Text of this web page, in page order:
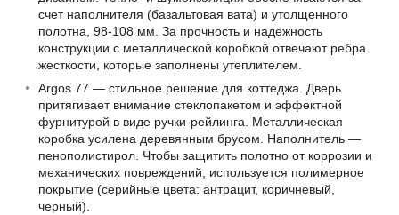
счет наполнителя (базальтовая вата) и утолщенного
полотна, 98-108 мм. За прочность и надежность
конструкции с металлической коробкой отвечают ребра
жесткости, которые заполнены утеплителем.
Argos 77 — стильное решение для коттеджа. Дверь
притягивает внимание стеклопакетом и эффектной
фурнитурой в виде ручки-рейлинга. Металлическая
коробка усилена деревянным брусом. Наполнитель —
пенополистирол. Чтобы защитить полотно от коррозии и
механических повреждений, используется полимерное
покрытие (серийные цвета: антрацит, коричневый,
черный).